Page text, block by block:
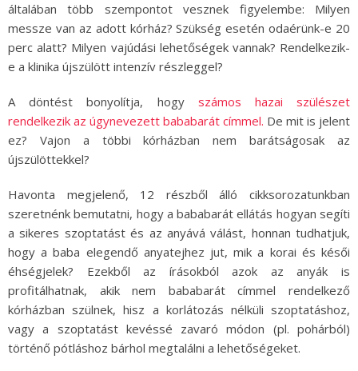
általában több szempontot vesznek figyelembe: Milyen
messze van az adott kórház? Szükség esetén odaérünk-e 20
perc alatt? Milyen vajúdási lehetőségek vannak? Rendelkezik-
e a klinika újszülött intenzív részleggel?
A döntést bonyolítja, hogy számos hazai szülészet
rendelkezik az úgynevezett bababarát címmel. De mit is jelent
ez? Vajon a többi kórházban nem barátságosak az
újszülöttekkel?
Havonta megjelenő, 12 részből álló cikksorozatunkban
szeretnénk bemutatni, hogy a bababarát ellátás hogyan segíti
a sikeres szoptatást és az anyává válást, honnan tudhatjuk,
hogy a baba elegendő anyatejhez jut, mik a korai és késői
éhségjelek? Ezekből az írásokból azok az anyák is
profitálhatnak, akik nem bababarát címmel rendelkező
kórházban szülnek, hisz a korlátozás nélküli szoptatáshoz,
vagy a szoptatást kevéssé zavaró módon (pl. pohárból)
történő pótláshoz bárhol megtalálni a lehetőségeket.